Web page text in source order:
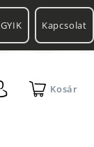
GYIK Kapcsolat
Kosár